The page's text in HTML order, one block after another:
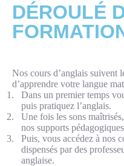
DÉROULÉ
Nos cours d’anglais suivent
d’apprendre votre langue
1.
Dans un premier temps
puis pratiquez l’anglais.
2.
Une fois les sons
nos supports
3.
Puis, vous accédez à nos
dispensés par des
anglaise.